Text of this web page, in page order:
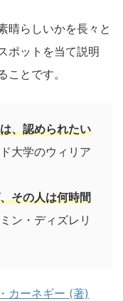
晴らしいかを長々と
ポットを当て説明
ことです。
、認められたい
大学のウィリア
その人は何時間
ン・ディズレリ
カーネギー (著)